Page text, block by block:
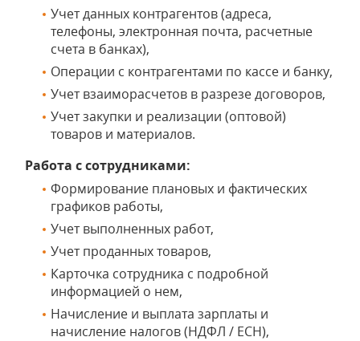
Учет данных контрагентов (адреса,
телефоны, электронная почта, расчетные
счета в банках),
Операции с контрагентами по кассе и банку,
Учет взаиморасчетов в разрезе договоров,
Учет закупки и реализации (оптовой)
товаров и материалов.
Работа с сотрудниками:
Формирование плановых и фактических
графиков работы,
Учет выполненных работ,
Учет проданных товаров,
Карточка сотрудника с подробной
информацией о нем,
Начисление и выплата зарплаты и
начисление налогов (НДФЛ / ЕСН),